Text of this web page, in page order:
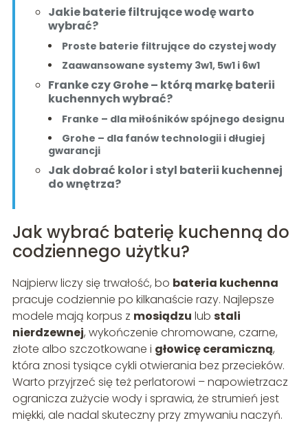
Jakie baterie filtrujące wodę warto
wybrać?
Proste baterie filtrujące do czystej wody
Zaawansowane systemy 3w1, 5w1 i 6w1
Franke czy Grohe – którą markę baterii
kuchennych wybrać?
Franke – dla miłośników spójnego designu
Grohe – dla fanów technologii i długiej
gwarancji
Jak dobrać kolor i styl baterii kuchennej
do wnętrza?
Jak wybrać baterię kuchenną do
codziennego użytku?
Najpierw liczy się trwałość, bo bateria kuchenna
pracuje codziennie po kilkanaście razy. Najlepsze
modele mają korpus z mosiądzu lub stali
nierdzewnej, wykończenie chromowane, czarne,
złote albo szczotkowane i głowicę ceramiczną,
która znosi tysiące cykli otwierania bez przecieków.
Warto przyjrzeć się też perlatorowi – napowietrzacz
ogranicza zużycie wody i sprawia, że strumień jest
miękki, ale nadal skuteczny przy zmywaniu naczyń.